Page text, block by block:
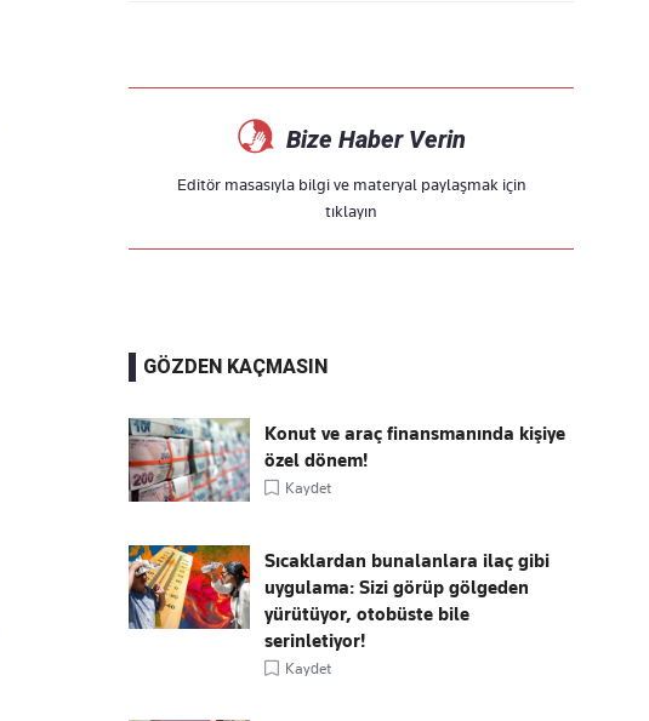
Bize Haber Verin
Editör masasıyla bilgi ve materyal paylaşmak için
tıklayın
GÖZDEN KAÇMASIN
Konut ve araç finansmanında kişiye
özel dönem!
Kaydet
Sıcaklardan bunalanlara ilaç gibi
uygulama: Sizi görüp gölgeden
yürütüyor, otobüste bile
serinletiyor!
Kaydet